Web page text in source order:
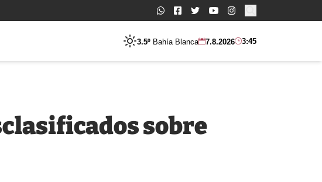
Buscar:
3.5º Bahía Blanca 7.8.2026 3:45
sobre